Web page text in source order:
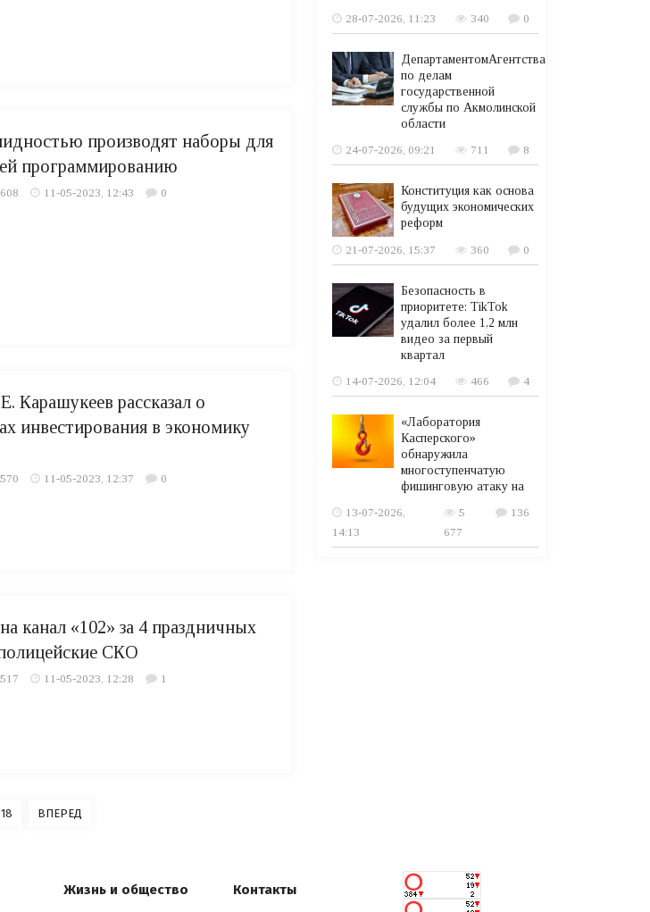
производят наборы для
программированию
608 11-05-2023, 12:43 0
Карашукеев рассказал о
инвестирования в экономику
570 11-05-2023, 12:37 0
канал «102» за 4 праздничных
СКО
517 11-05-2023, 12:28 1
18 ВПЕРЕД
28-07-2026, 11:23
340 0
ДепартаментомАгентства
по делам
государственной
службы по Акмолинской
области
24-07-2026, 09:21
711 8
Конституция как основа
будущих экономических
реформ
21-07-2026, 15:37
360 0
Безопасность в
приоритете: TikTok
удалил более 1,2 млн
видео за первый
квартал
14-07-2026, 12:04
466 4
«Лаборатория
Касперского»
обнаружила
многоступенчатую
фишинговую атаку на
13-07-2026,
14:13
5
677
136
Жизнь и общество
Контакты